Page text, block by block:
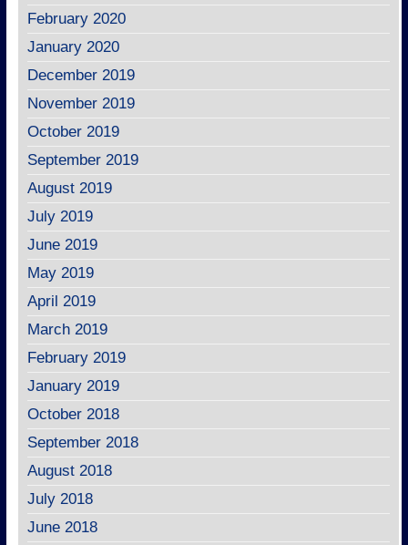
February 2020
January 2020
December 2019
November 2019
October 2019
September 2019
August 2019
July 2019
June 2019
May 2019
April 2019
March 2019
February 2019
January 2019
October 2018
September 2018
August 2018
July 2018
June 2018